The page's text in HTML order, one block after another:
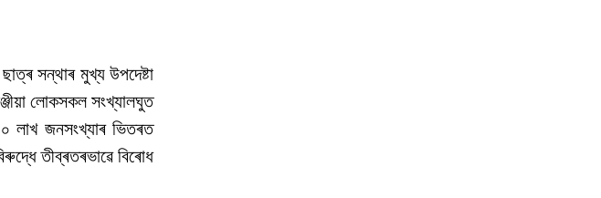
সন্থাৰ মুখ্য উপদেষ্টা
লোকসকল সংখ্যালঘুত
লাখ জনসংখ্যাৰ ভিতৰত
তীব্ৰতৰভাৱে বিৰোধ